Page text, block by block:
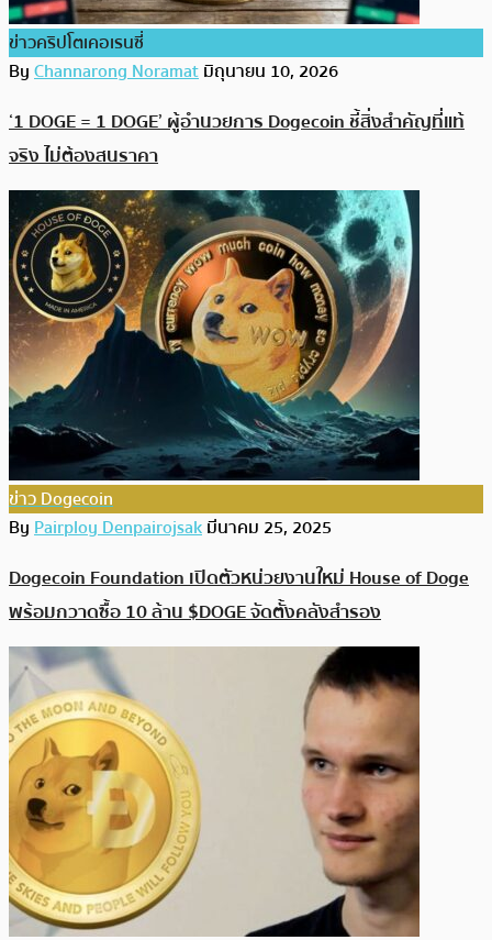
ข่าวคริปโตเคอเรนซี่
ByChannarong Noramatมิถุนายน 10, 2026
‘1 DOGE = 1 DOGE’ ผู้อำนวยการ Dogecoin ชี้สิ่งสำคัญที่แท้
จริง ไม่ต้องสนราคา
ข่าว Dogecoin
ByPairploy Denpairojsakมีนาคม 25, 2025
Dogecoin Foundation เปิดตัวหน่วยงานใหม่ House of Doge
พร้อมกวาดซื้อ 10 ล้าน $DOGE จัดตั้งคลังสำรอง